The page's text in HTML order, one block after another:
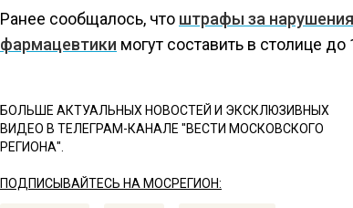
Ранее сообщалось, что штрафы за
фармацевтики могут составить в столице
БОЛЬШЕ АКТУАЛЬНЫХ НОВОСТЕЙ И ЭКСКЛЮЗИВНЫХ
ВИДЕО В ТЕЛЕГРАМ-КАНАЛЕ "ВЕСТИ МОСКОВСКОГО
РЕГИОНА".
ПОДПИСЫВАЙТЕСЬ НА МОСРЕГИОН: